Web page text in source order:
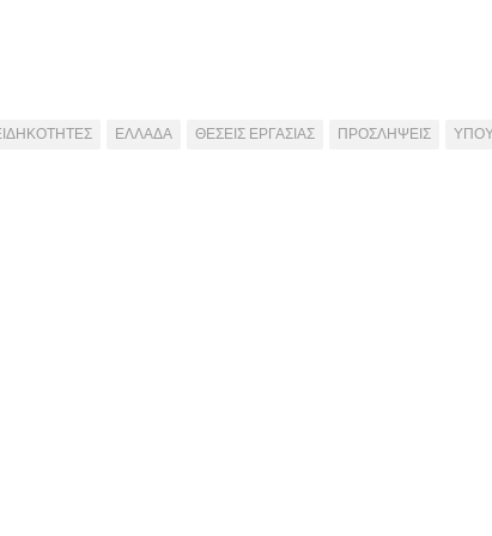
ΕΛΛΑΔΑ ΘΕΣΕΙΣ ΕΡΓΑΣΙΑΣ ΠΡΟΣΛΗΨΕΙΣ